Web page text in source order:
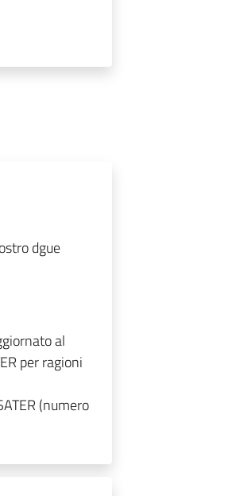
dgue
al
per ragioni
(numero